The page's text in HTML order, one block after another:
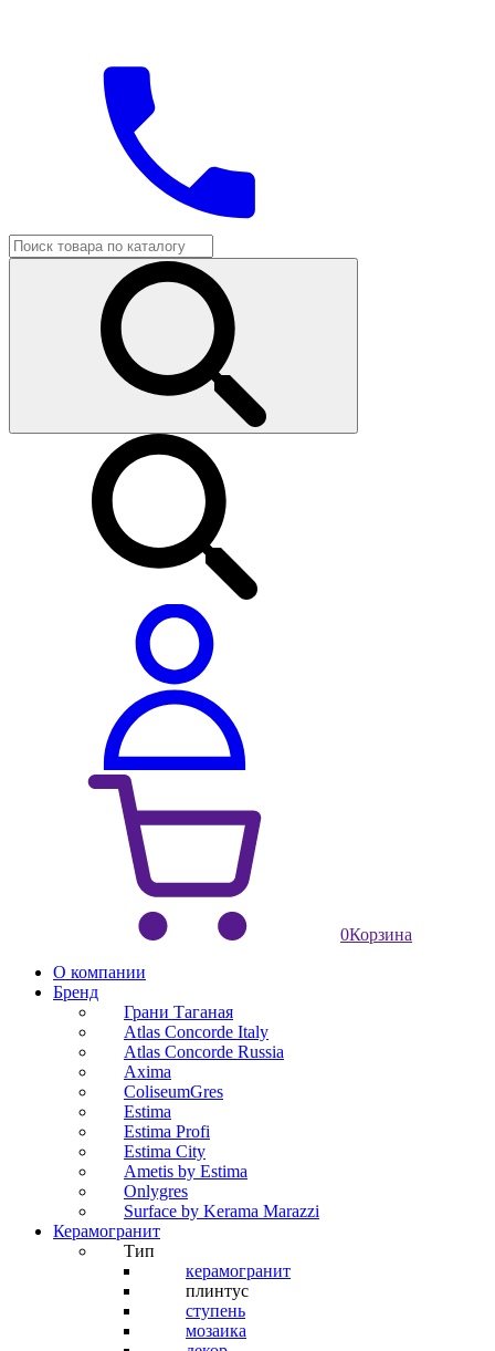
0Корзина
О компании
Бренд
Грани Таганая
Atlas Concorde Italy
Atlas Concorde Russia
Axima
ColiseumGres
Estima
Estima Profi
Estima City
Ametis by Estima
Onlygres
Surface by Kerama Marazzi
Керамогранит
Тип
керамогранит
плинтус
ступень
мозаика